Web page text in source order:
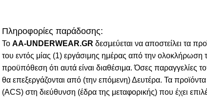
Πληροφορίες παράδοσης:
To AA-UNDERWEAR.GR δεσμεύεται να αποστείλει τα
του εντός μίας (1) εργάσιμης ημέρας από την ολοκλήρωση
προϋπόθεση ότι αυτά είναι διαθέσιμα. Όσες παραγγελίες
θα επεξεργάζονται από (την επόμενη) Δευτέρα. Τα
(ACS) στη διεύθυνση (έδρα της μεταφορικής) που έχει